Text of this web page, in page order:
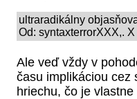
ultraradikálny
Od: syntaxterrorXXX,.
Ale veď vždy v
času implikáciou cez
hriechu, čo je